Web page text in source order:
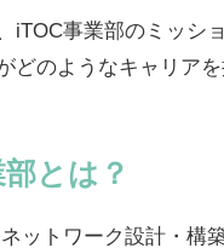
iTOC事業部のミッシ
どのようなキャリア
とは？
ットワーク設計・構